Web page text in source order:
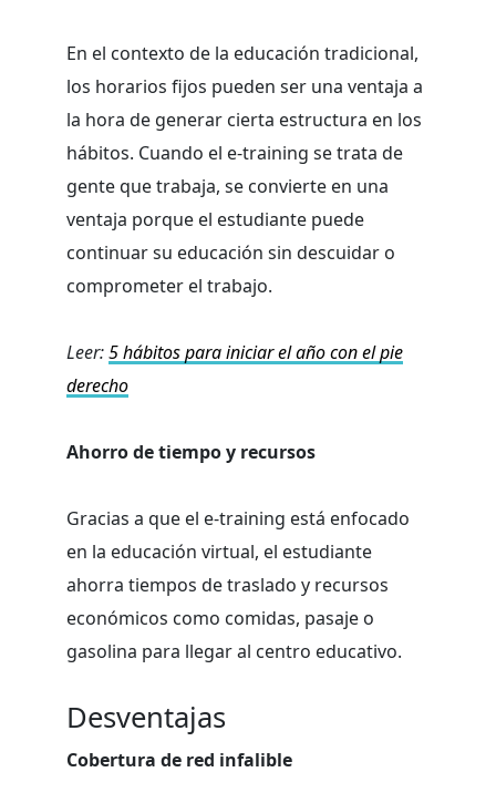
En el contexto de la educación tradicional,
los horarios fijos pueden ser una ventaja a
la hora de generar cierta estructura en los
hábitos. Cuando el e-training se trata de
gente que trabaja, se convierte en una
ventaja porque el estudiante puede
continuar su educación sin descuidar o
comprometer el trabajo.
Leer:5 hábitos para iniciar el año con el pie
derecho
Ahorro de tiempo y recursos
Gracias a que el e-training está enfocado
en la educación virtual, el estudiante
ahorra tiempos de traslado y recursos
económicos como comidas, pasaje o
gasolina para llegar al centro educativo.
Desventajas
Cobertura de red infalible